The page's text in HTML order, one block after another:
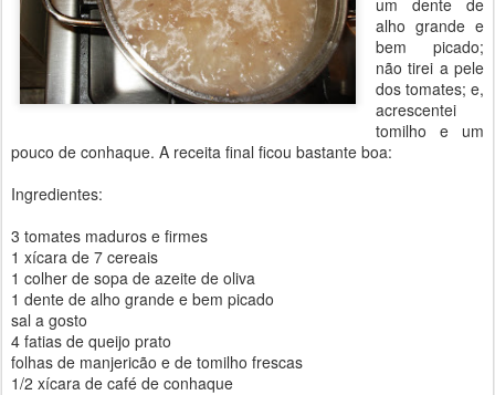
um dente de
alho grande e
bem picado;
não tirei a pele
dos tomates; e,
acrescentei
tomilho e um
pouco de conhaque. A receita final ficou bastante boa:
Ingredientes:
3 tomates maduros e firmes
1 xícara de 7 cereais
1 colher de sopa de azeite de oliva
1 dente de alho grande e bem picado
sal a gosto
4 fatias de queijo prato
folhas de manjericão e de tomilho frescas
1/2 xícara de café de conhaque